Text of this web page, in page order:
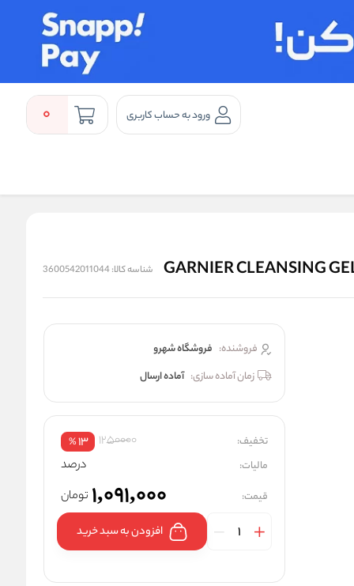
ورود به حساب کاربری 0
شناسه کالا:3600542011044
فروشنده: فروشگاه شهرو
زمان آماده سازی: آماده ارسال
تخفیف: 1250000
13
%
مالیات: درصد
قیمت: 1,091,000 تومان
افزودن به سبد خرید